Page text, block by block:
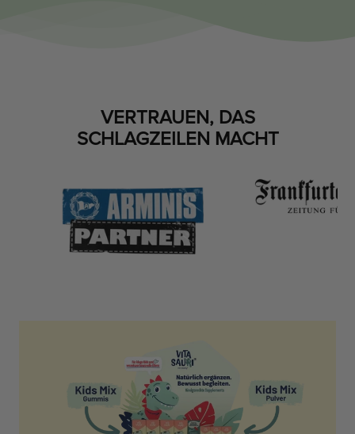
VERTRAUEN, DAS
SCHLAGZEILEN MACHT